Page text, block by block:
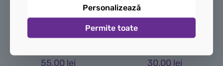
, simple și fără
imprimeuri, completând
salopeta complet albă de
55,00 lei
simple, fără niciun
imprimeu, un element
specific acelei perioade de
30,00 lei
Personalizează
Permite toate